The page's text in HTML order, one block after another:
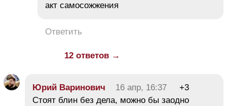
акт самосожжения
Ответить
12 ответов →
Юрий Варинович 16 апр, 16:37
+3
Стоят блин без дела, можно бы заодно